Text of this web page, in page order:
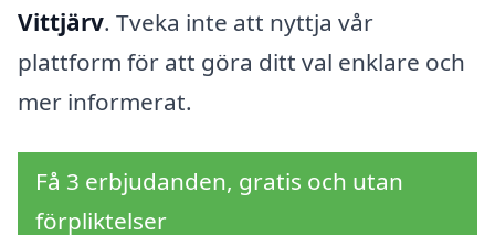
Vittjärv. Tveka inte att nyttja vår
plattform för att göra ditt val enklare och
mer informerat.
Få 3 erbjudanden, gratis och utan
förpliktelser